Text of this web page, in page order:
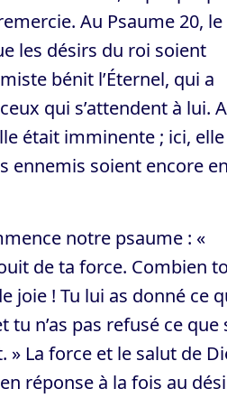
Au Psaume 20, le
les désirs du roi soient
bénit l’Éternel, qui a
qui s’attendent à lui.
était imminente ; ici,
ennemis soient encore
notre psaume : «
de ta force. Combien
joie ! Tu lui as donné ce
n’as pas refusé ce que
» La force et le salut de
réponse à la fois au